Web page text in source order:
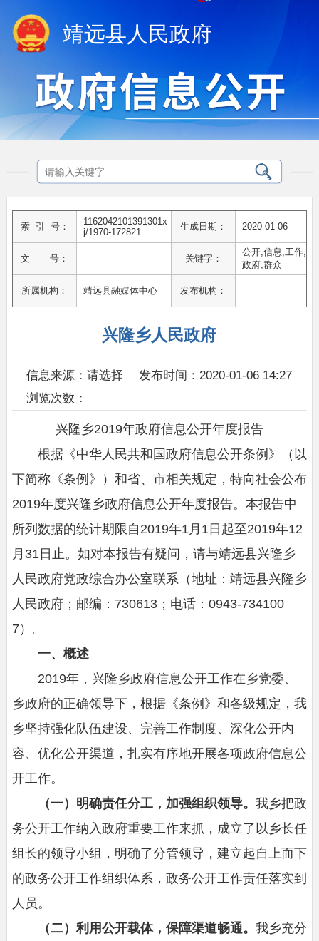
靖远县人民政府
索 引 号：
1162042101391301x
j/1970-172821
生成日期： 2020-01-06
文 号： 关键字：
公开,信息,工作,
政府,群众
所属机构： 靖远县融媒体中心 发布机构：
兴隆乡人民政府
信息来源：请选择
发布时间：2020-01-06 14:27
浏览次数：
兴隆乡2019年政府信息公开年度报告
根据《中华人民共和国政府信息公开条例》（以
下简称《条例》）和省、市相关规定，特向社会公布
2019年度兴隆乡政府信息公开年度报告。本报告中
所列数据的统计期限自2019年1月1日起至2019年12
月31日止。如对本报告有疑问，请与靖远县兴隆乡
人民政府党政综合办公室联系（地址：靖远县兴隆乡
人民政府；邮编：730613；电话：0943-734100
7）。
一、概述
2019年，兴隆乡政府信息公开工作在乡党委、
乡政府的正确领导下，根据《条例》和各级规定，我
乡坚持强化队伍建设、完善工作制度、深化公开内
容、优化公开渠道，扎实有序地开展各项政府信息公
开工作。
（一）明确责任分工，加强组织领导。 我乡把政
务公开工作纳入政府重要工作来抓，成立了以乡长任
组长的领导小组，明确了分管领导，建立起自上而下
的政务公开工作组织体系，政务公开工作责任落实到
人员。
（二）利用公开载体，保障渠道畅通。 我乡充分